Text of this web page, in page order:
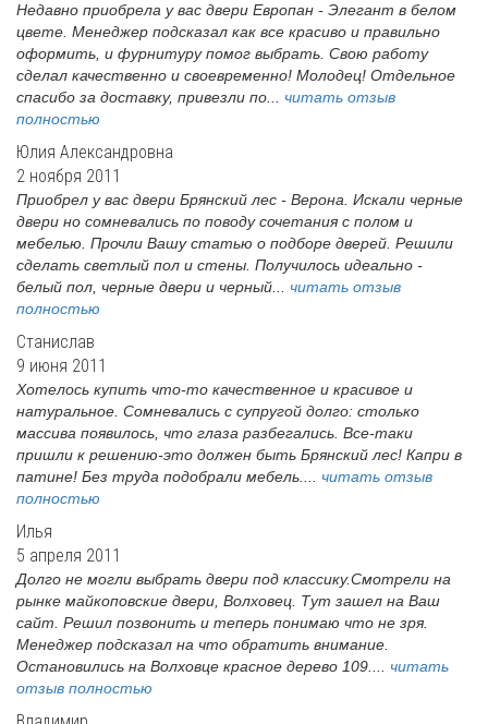
Недавно приобрела у вас двери Европан - Элегант в белом
цвете. Менеджер подсказал как все красиво и правильно
оформить, и фурнитуру помог выбрать. Свою работу
сделал качественно и своевременно! Молодец! Отдельное
спасибо за доставку, привезли по... читать отзыв
полностью
Юлия Александровна
2 ноября 2011
Приобрел у вас двери Брянский лес - Верона. Искали черные
двери но сомневались по поводу сочетания с полом и
мебелью. Прочли Вашу статью о подборе дверей. Решили
сделать светлый пол и стены. Получилось идеально -
белый пол, черные двери и черный... читать отзыв
полностью
Станислав
9 июня 2011
Хотелось купить что-то качественное и красивое и
натуральное. Сомневались с супругой долго: столько
массива появилось, что глаза разбегались. Все-таки
пришли к решению-это должен быть Брянский лес! Капри в
патине! Без труда подобрали мебель.... читать отзыв
полностью
Илья
5 апреля 2011
Долго не могли выбрать двери под классику.Смотрели на
рынке майкоповские двери, Волховец. Тут зашел на Ваш
сайт. Решил позвонить и теперь понимаю что не зря.
Менеджер подсказал на что обратить внимание.
Остановились на Волховце красное дерево 109.... читать
отзыв полностью